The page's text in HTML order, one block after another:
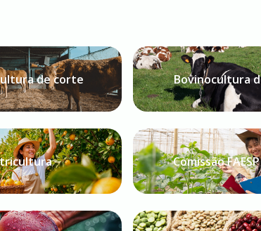
de corte Bovinocultura
Comissão